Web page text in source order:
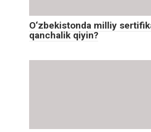
O‘zbekistonda milliy
qanchalik qiyin?